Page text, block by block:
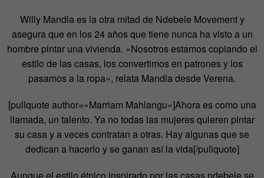
Willy Mandla es la otra mitad de Ndebele Movement y
asegura que en los 24 años que tiene nunca ha visto a un
hombre pintar una vivienda. «Nosotros estamos copiando el
estilo de las casas, los convertimos en patrones y los
pasamos a la ropa», relata Mandla desde Verena.
[pullquote author=»Marriam Mahlangu«]Ahora es como una
llamada, un talento. Ya no todas las mujeres quieren pintar
su casa y a veces contratan a otras. Hay algunas que se
dedican a hacerlo y se ganan así la vida[/pullquote]
Aunque el estilo étnico inspirado por las casas ndebele se